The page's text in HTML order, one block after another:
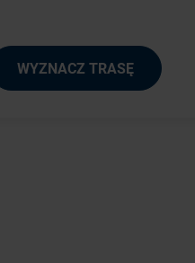
WYZNACZ TRASĘ